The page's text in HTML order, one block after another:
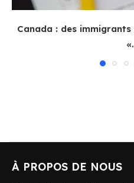
Canada : des
À PROPOS DE NOUS